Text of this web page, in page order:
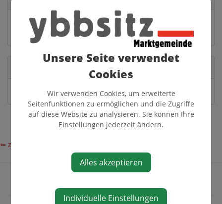
0650/3052333
jakob_kerschbaumer@outlook.de
⇐ zurück
Unsere Seite verwendet
Cookies
Wir verwenden Cookies, um erweiterte
Seitenfunktionen zu ermöglichen und die Zugriffe
auf diese Website zu analysieren. Sie können Ihre
Einstellungen jederzeit ändern.
Alles akzeptieren
Individuelle Einstellungen